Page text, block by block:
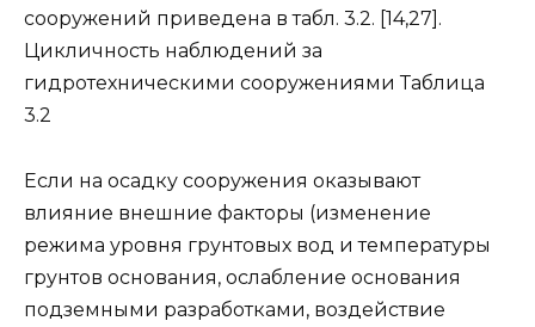
сооружений приведена в табл. 3.2. [14,27].
Цикличность наблюдений за
гидротехническими сооружениями Таблица
3.2
Если на осадку сооружения оказывают
влияние внешние факторы (изменение
режима уровня грунтовых вод и температуры
грунтов основания, ослабление основания
подземными разработками, воздействие